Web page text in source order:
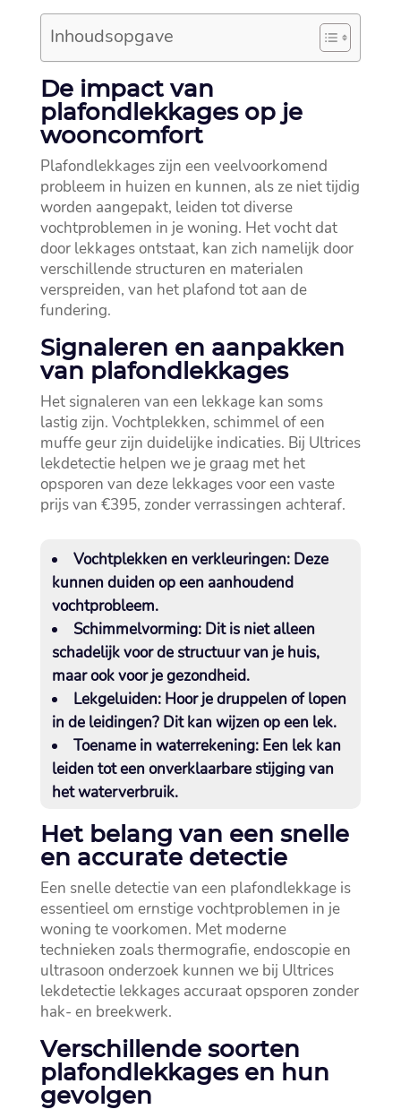
Inhoudsopgave
De impact van
plafondlekkages op je
wooncomfort
Plafondlekkages zijn een veelvoorkomend
probleem in huizen en kunnen, als ze niet tijdig
worden aangepakt, leiden tot diverse
vochtproblemen in je woning.​ Het vocht dat
door lekkages ontstaat, kan zich namelijk door
verschillende structuren en materialen
verspreiden, van het plafond tot aan de
fundering.​
Signaleren en aanpakken
van plafondlekkages
Het signaleren van een lekkage kan soms
lastig zijn.​ Vochtplekken, schimmel of een
muffe geur zijn duidelijke indicaties.​ Bij Ultrices
lekdetectie helpen we je graag met het
opsporen van deze lekkages voor een vaste
prijs van €395, zonder verrassingen achteraf.​
Vochtplekken en verkleuringen:Deze
kunnen duiden op een aanhoudend
vochtprobleem.​
Schimmelvorming:Dit is niet alleen
schadelijk voor de structuur van je huis,
maar ook voor je gezondheid.​
Lekgeluiden:Hoor je druppelen of lopen
in de leidingen? Dit kan wijzen op een lek.​
Toename in waterrekening:Een lek kan
leiden tot een onverklaarbare stijging van
het waterverbruik.​
Het belang van een snelle
en accurate detectie
Een snelle detectie van een plafondlekkage is
essentieel om ernstige vochtproblemen in je
woning te voorkomen.​ Met moderne
technieken zoals thermografie, endoscopie en
ultrasoon onderzoek kunnen we bij Ultrices
lekdetectie lekkages accuraat opsporen zonder
hak- en breekwerk.​
Verschillende soorten
plafondlekkages en hun
gevolgen